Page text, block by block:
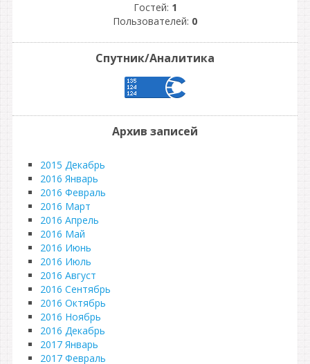
Гостей: 1
Пользователей: 0
Спутник/Аналитика
Архив записей
2015 Декабрь
2016 Январь
2016 Февраль
2016 Март
2016 Апрель
2016 Май
2016 Июнь
2016 Июль
2016 Август
2016 Сентябрь
2016 Октябрь
2016 Ноябрь
2016 Декабрь
2017 Январь
2017 Февраль